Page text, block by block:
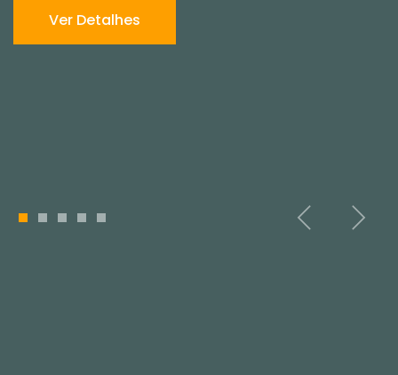
entenda o IVA Dual, créditos fiscais e os impactos em
Ver Detalhes
1 2 3 4 5